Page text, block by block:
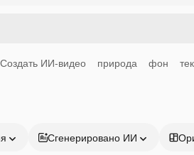
Создать ИИ-видео природа фон
Сгенерировано ИИ